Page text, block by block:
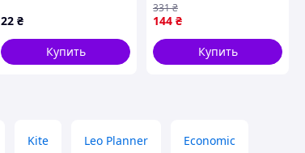
компактный плотный
дорожный
универсальный
22 ₴
Купить
(252715)
144 ₴
331₴
Купить
Kite Leo Planner Economic